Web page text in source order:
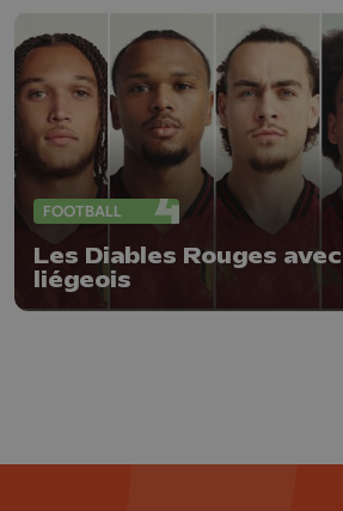
FOOTBALL
Les Diables Rouges
liégeois